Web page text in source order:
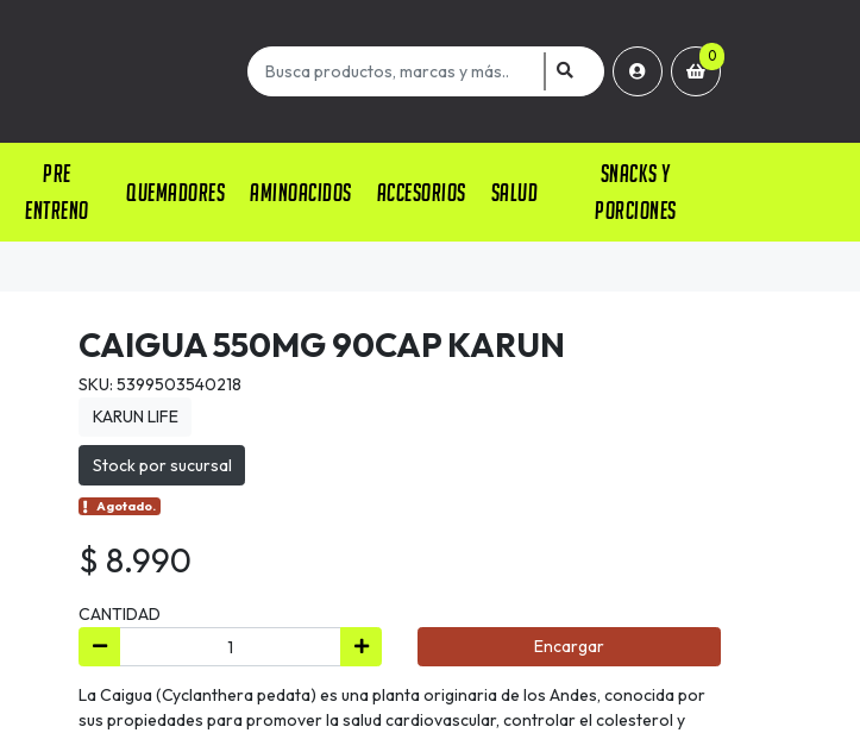
0
PRE
ENTRENO
QUEMADORES AMINOACIDOS ACCESORIOS SALUD
SNACKS Y
PORCIONES
CAIGUA 550MG 90CAP KARUN
SKU: 5399503540218
KARUN LIFE
Stock por sucursal
Agotado.
$ 8.990
CANTIDAD
Encargar
La Caigua (Cyclanthera pedata) es una planta originaria de los Andes, conocida por
sus propiedades para promover la salud cardiovascular, controlar el colesterol y